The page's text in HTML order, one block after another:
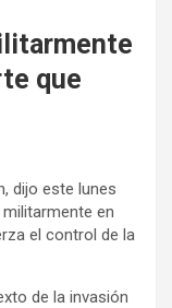
que
dijo este lunes
en
el control de la
de la invasión